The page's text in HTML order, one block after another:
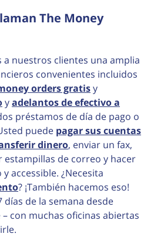
The Money
a nuestros clientes una amplia
convenientes incluidos
orders gratisy
yadelantos de efectivo a
préstamos de día de pago o
puede pagar sus cuentas
dinero, enviar un fax,
estampillas de correo y hacer
accessible. ¿Necesita
? ¡También hacemos eso!
días de la semana desde
con muchas oficinas abiertas